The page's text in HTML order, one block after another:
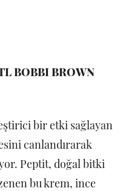
BOBBI BROWN
bir etki sağlayan
canlandırarak
Peptit, doğal bitki
bu krem, ince